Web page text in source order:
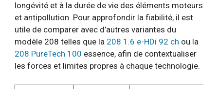
longévité et à la durée de vie des éléments moteurs
et antipollution. Pour approfondir la fiabilité, il est
utile de comparer avec d’autres variantes du
modèle 208 telles que la 208 1.6 e-HDi 92 ch ou la
208 PureTech 100 essence, afin de contextualiser
les forces et limites propres à chaque technologie.